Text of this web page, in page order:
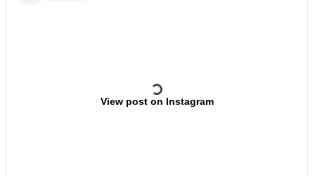
View post on Instagram